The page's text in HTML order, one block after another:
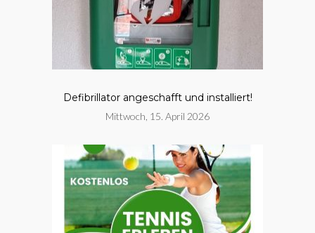
Defibrillator angeschafft und installiert!
Mittwoch, 15. April 2026